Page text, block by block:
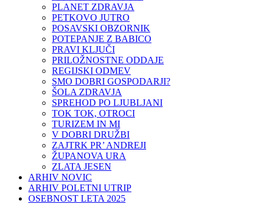
PLANET ZDRAVJA
PETKOVO JUTRO
POSAVSKI OBZORNIK
POTEPANJE Z BABICO
PRAVI KLJUČI
PRILOŽNOSTNE ODDAJE
REGIJSKI ODMEV
SMO DOBRI GOSPODARJI?
ŠOLA ZDRAVJA
SPREHOD PO LJUBLJANI
TOK TOK, OTROCI
TURIZEM IN MI
V DOBRI DRUŽBI
ZAJTRK PR’ ANDREJI
ŽUPANOVA URA
ZLATA JESEN
ARHIV NOVIC
ARHIV POLETNI UTRIP
OSEBNOST LETA 2025